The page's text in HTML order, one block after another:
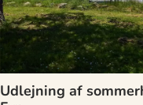
Udlejning af